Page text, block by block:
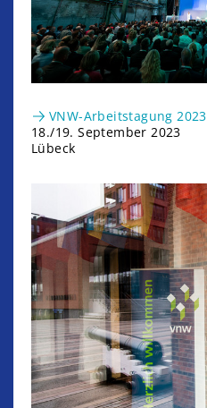
VNW-Arbeitstagung 2023
18./19. September 2023
Lübeck